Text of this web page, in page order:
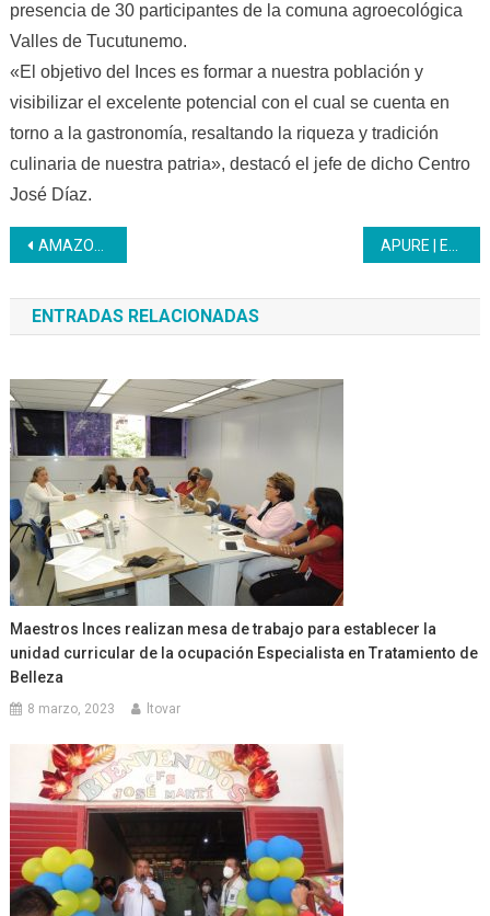
presencia de 30 participantes de la comuna agroecológica
Valles de Tucutunemo.
«El objetivo del Inces es formar a nuestra población y
visibilizar el excelente potencial con el cual se cuenta en
torno a la gastronomía, resaltando la riqueza y tradición
culinaria de nuestra patria», destacó el jefe de dicho Centro
José Díaz.
Navegación
de
entradas
AMAZONAS | Inces realiza encuentro estratégico para fortalecer la formación profesional.
ENTRADAS RELACIONADAS
Maestros Inces realizan mesa de trabajo para establecer la
unidad curricular de la ocupación Especialista en Tratamiento de
Belleza
8 marzo, 2023 ltovar